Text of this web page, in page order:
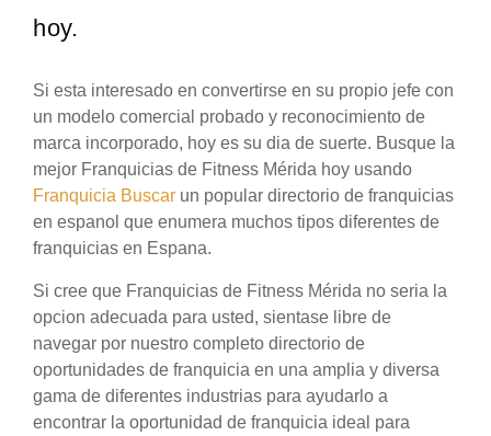
hoy.
Si esta interesado en convertirse en su propio jefe con
un modelo comercial probado y reconocimiento de
marca incorporado, hoy es su dia de suerte. Busque la
mejor Franquicias de Fitness Mérida hoy usando
Franquicia Buscar un popular directorio de franquicias
en espanol que enumera muchos tipos diferentes de
franquicias en Espana.
Si cree que Franquicias de Fitness Mérida no seria la
opcion adecuada para usted, sientase libre de
navegar por nuestro completo directorio de
oportunidades de franquicia en una amplia y diversa
gama de diferentes industrias para ayudarlo a
encontrar la oportunidad de franquicia ideal para